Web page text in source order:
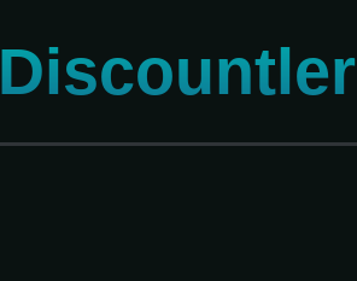
Discountler